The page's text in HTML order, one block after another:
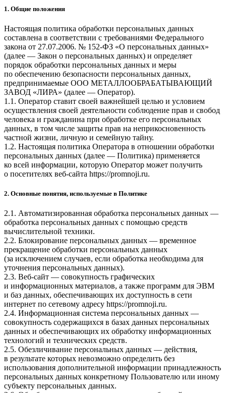
1. Общие положения
Настоящая политика обработки персональных данных
составлена в соответствии с требованиями Федерального
закона от 27.07.2006. № 152-ФЗ «О персональных данных»
(далее — Закон о персональных данных) и определяет
порядок обработки персональных данных и меры
по обеспечению безопасности персональных данных,
предпринимаемые ООО МЕТАЛЛООБРАБАТЫВАЮЩИЙ
ЗАВОД «ЛИРА» (далее — Оператор).
1.1. Оператор ставит своей важнейшей целью и условием
осуществления своей деятельности соблюдение прав и свобод
человека и гражданина при обработке его персональных
данных, в том числе защиты прав на неприкосновенность
частной жизни, личную и семейную тайну.
1.2. Настоящая политика Оператора в отношении обработки
персональных данных (далее — Политика) применяется
ко всей информации, которую Оператор может получить
о посетителях веб-сайта https://promnoji.ru.
2. Основные понятия, используемые в Политике
2.1. Автоматизированная обработка персональных данных —
обработка персональных данных с помощью средств
вычислительной техники.
2.2. Блокирование персональных данных — временное
прекращение обработки персональных данных
(за исключением случаев, если обработка необходима для
уточнения персональных данных).
2.3. Веб-сайт — совокупность графических
и информационных материалов, а также программ для ЭВМ
и баз данных, обеспечивающих их доступность в сети
интернет по сетевому адресу https://promnoji.ru.
2.4. Информационная система персональных данных —
совокупность содержащихся в базах данных персональных
данных и обеспечивающих их обработку информационных
технологий и технических средств.
2.5. Обезличивание персональных данных — действия,
в результате которых невозможно определить без
использования дополнительной информации принадлежность
персональных данных конкретному Пользователю или иному
субъекту персональных данных.